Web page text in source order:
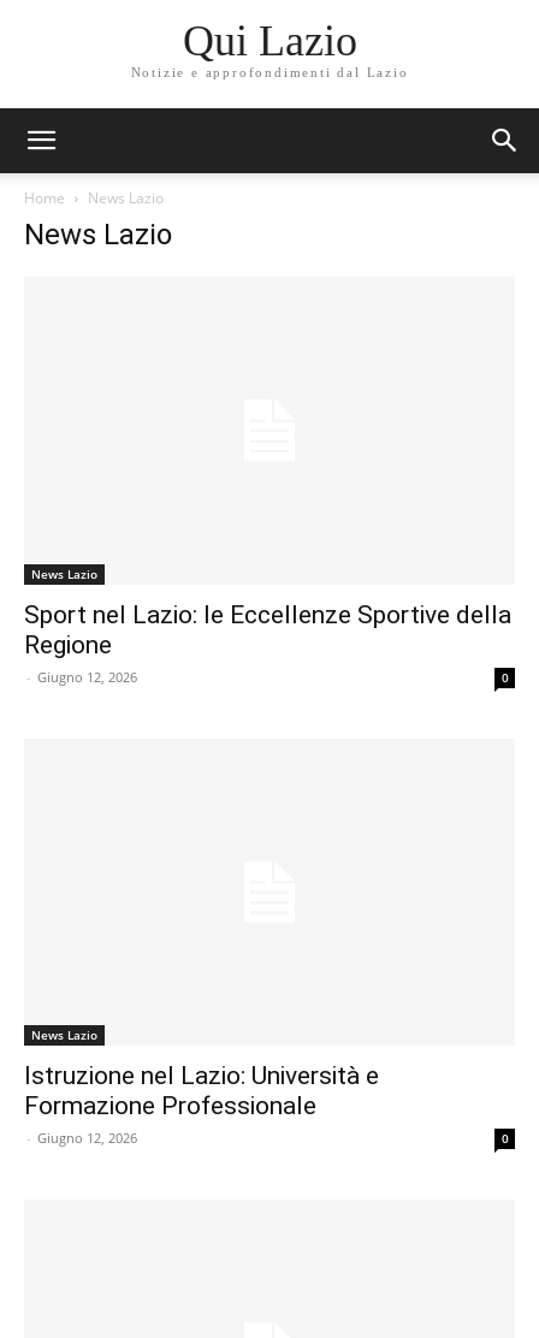
Qui Lazio
Notizie e approfondimenti dal Lazio
Home News Lazio
News Lazio
News Lazio
Sport nel Lazio: le Eccellenze Sportive della
Regione
- Giugno 12, 2026 0
News Lazio
Istruzione nel Lazio: Università e
Formazione Professionale
- Giugno 12, 2026 0